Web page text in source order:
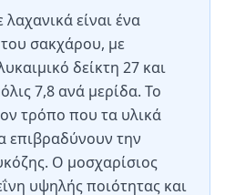
είναι ένα
σακχάρου, με
δείκτη 27 και
7,8 ανά μερίδα. Το
τρόπο που τα υλικά
επιβραδύνουν την
Ο μοσχαρίσιος
υψηλής ποιότητας και